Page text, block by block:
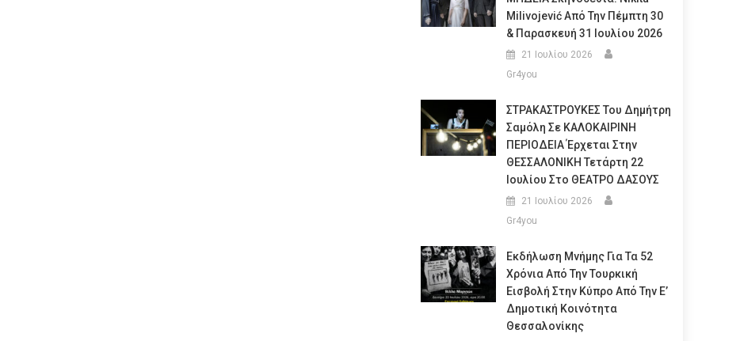
Milivojević Από Την Πέμπτη 30
& Παρασκευή 31 Ιουλίου 2026
21 Ιουλίου 2026
Gr4you
ΣΤΡΑΚΑΣΤΡΟΥΚΕΣ Του Δημήτρη
Σαμόλη Σε ΚΑΛΟΚΑΙΡΙΝΗ
ΠΕΡΙΟΔΕΙΑ Έρχεται Στην
ΘΕΣΣΑΛΟΝΙΚΗ Τετάρτη 22
Ιουλίου Στο ΘΕΑΤΡΟ ΔΑΣΟΥΣ
21 Ιουλίου 2026
Gr4you
Εκδήλωση Μνήμης Για Τα 52
Χρόνια Από Την Τουρκική
Εισβολή Στην Κύπρο Από Την Ε’
Δημοτική Κοινότητα
Θεσσαλονίκης